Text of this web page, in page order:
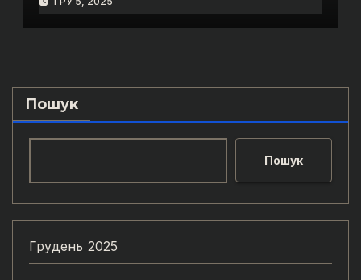
митниці “Тиса” Василя
Пупени»
Пошук
Пошук
Грудень 2025